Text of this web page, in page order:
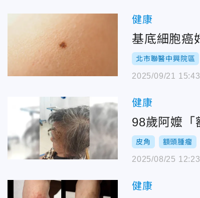
健康
基底細胞癌
北市聯醫中興院區
2025/09/21 15:43
健康
98歲阿嬤「
皮角 額頭腫瘤
2025/08/25 12:23
健康